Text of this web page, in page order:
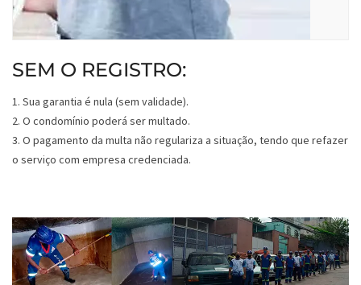
SEM O REGISTRO:
1. Sua garantia é nula (sem validade).
2. O condomínio poderá ser multado.
3. O pagamento da multa não regulariza a situação, tendo que refazer
o serviço com empresa credenciada.